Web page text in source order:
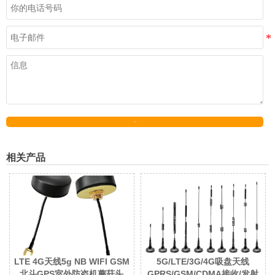
相关产品
LTE 4G天线5g NB WIFI GSM
5G/LTE/3G/4G吸盘天线